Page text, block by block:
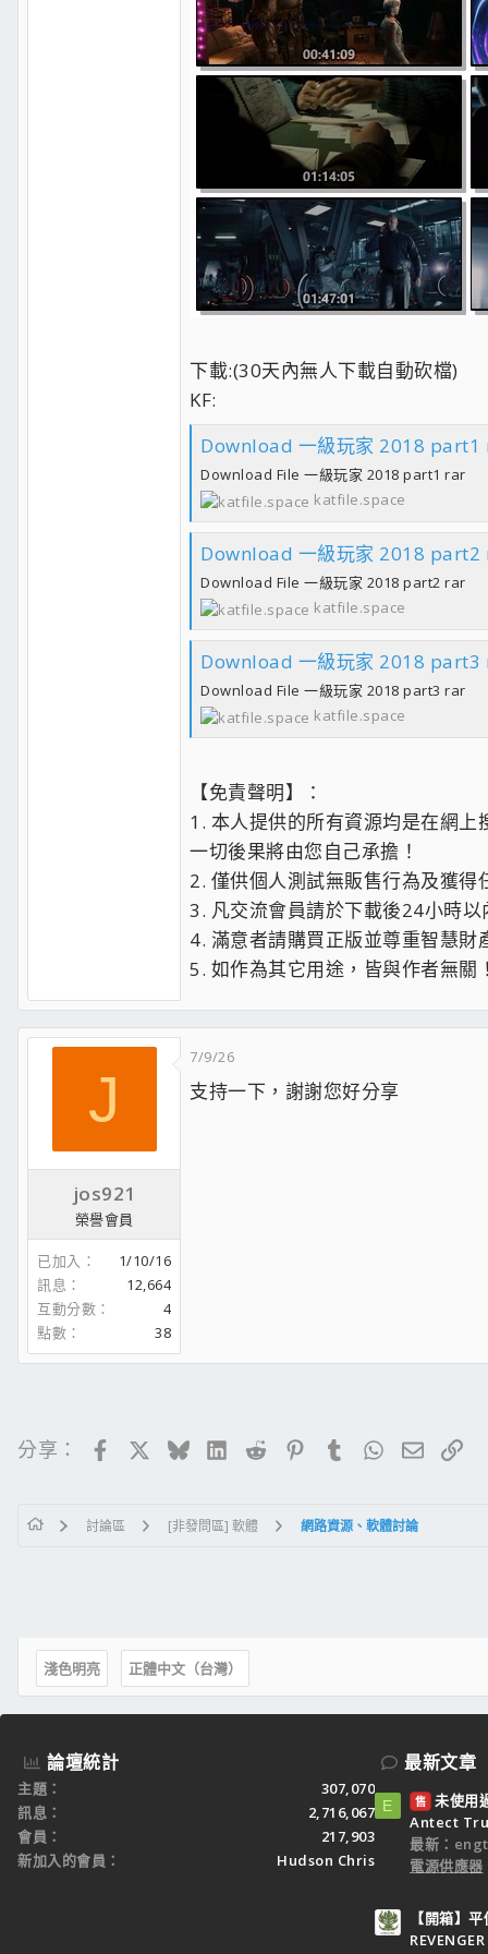
下載:(30天內無人下載自動砍檔)
KF:
Download 一級玩家 2018 part1
Download File 一級玩家 2018 part1 rar
katfile.space
Download 一級玩家 2018 part2
Download File 一級玩家 2018 part2 rar
katfile.space
Download 一級玩家 2018 part3
Download File 一級玩家 2018 part3 rar
katfile.space
【免責聲明】：
1. 本人提供的所有資源均是在網
一切後果將由您自己承擔！
2. 僅供個人測試無販售行為及獲得
3. 凡交流會員請於下載後24小時
4. 滿意者請購買正版並尊重智慧財
5. 如作為其它用途，皆與作者無關
J
jos921
榮譽會員
已加入
1/10/16
訊息
12,664
互動分數
4
點數
38
7/9/26
支持一下，謝謝您好分享
分享： FacebookBlueskyLinkedIn
RedditPinterestTumblrWhatsApp
電子郵
連
討論區 [非發問區] 軟體 網路資源、軟體討論
淺色明亮 正體中文（台灣）
論壇統計
主題
307,070
訊息
2,716,067
會員
217,903
新加入的會員
Hudson Chris
最新文章
E 售 未使用
Antect
最新：
電源供應器
【開箱】